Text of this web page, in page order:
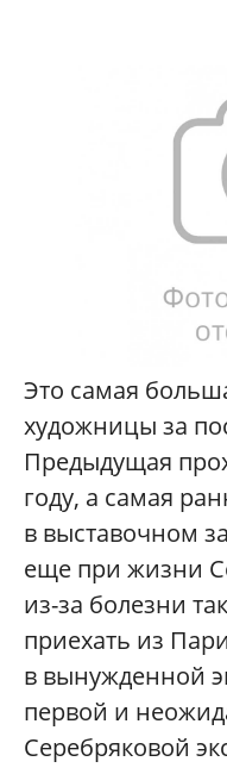
Это самая
художницы за
Предыдущая
году, а самая
в выставочном
еще при жизни
из-за болезни
приехать из
в вынужденной
первой и
Серебряковой